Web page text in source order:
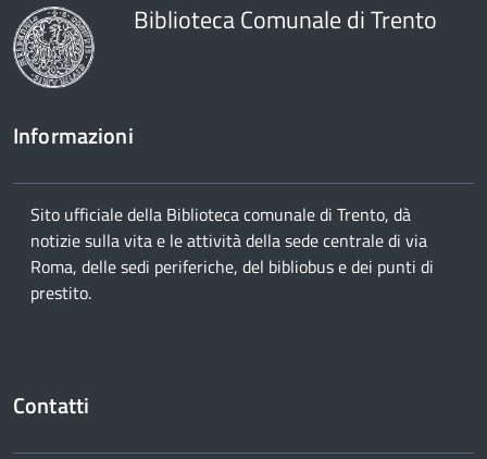
Biblioteca Comunale di Trento
Informazioni
Sito ufficiale della Biblioteca comunale di Trento, dà
notizie sulla vita e le attività della sede centrale di via
Roma, delle sedi periferiche, del bibliobus e dei punti di
prestito.
Contatti